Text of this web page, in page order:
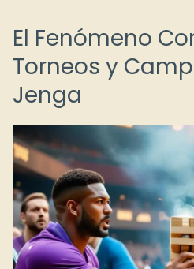
El Fenómeno
Torneos y
Jenga